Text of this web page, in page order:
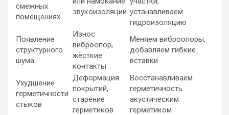
смежных
помещениях
звукоизоляции устанавливаем
гидроизоляцию
Появление
структурного
шума
Износ
виброопор,
жёсткие
контакты
Меняем виброопоры,
добавляем гибкие
вставки
Ухудшение
герметичности
стыков
Деформация
покрытий,
старение
герметиков
Восстанавливаем
герметичность
акустическим
герметиком